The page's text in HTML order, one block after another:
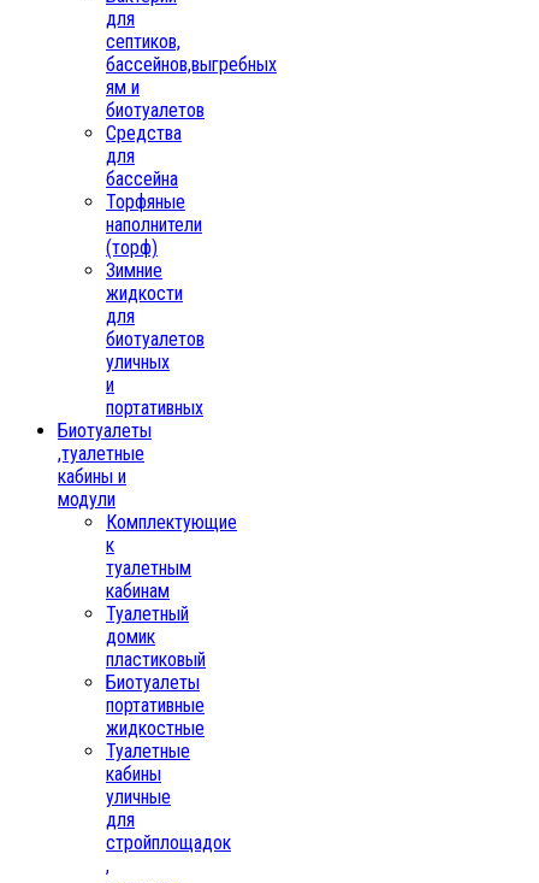
для
септиков,
бассейнов,выгребных
ям и
биотуалетов
Средства
для
бассейна
Торфяные
наполнители
(торф)
Зимние
жидкости
для
биотуалетов
уличных
и
портативных
Биотуалеты
,туалетные
кабины и
модули
Комплектующие
к
туалетным
кабинам
Туалетный
домик
пластиковый
Биотуалеты
портативные
жидкостные
Туалетные
кабины
уличные
для
стройплощадок
,